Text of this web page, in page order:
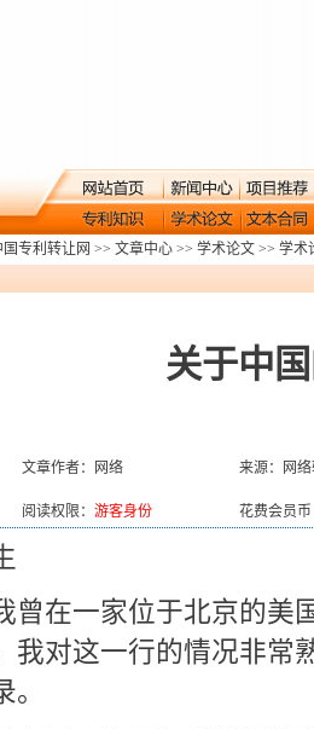
国专利转让网 >> 文章中心 >> 学术论文 >> 学术
关于中
文章作者：网络 来源：网
阅读权限： 游客身份 花费会员
在一家位于北京的美国
我对这一行的情况非常
。